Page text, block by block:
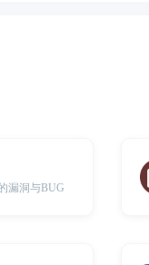
漏洞与BUG